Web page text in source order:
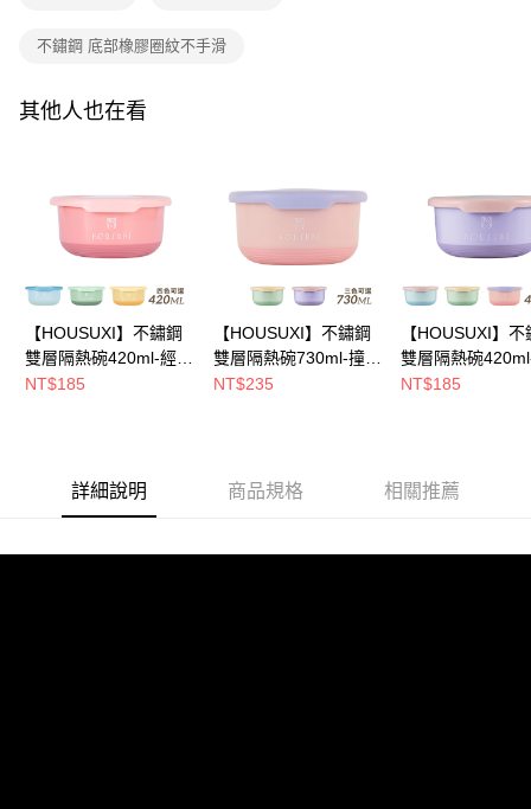
５．嚴禁一人註冊多個帳號或使用他人資訊註冊。若發現惡意使用之情形，
恩沛科技股份有限公司將有權停止該用戶之使用額度並採取法律行動。
不鏽鋼 底部橡膠圈紋不手滑
其他人也在看
【HOUSUXI】不鏽鋼
雙層隔熱碗420ml-經典
款(顏色可任選)【5周
NT$185
【HOUSUXI】不鏽鋼
雙層隔熱碗730ml-撞色
款(顏色可任選)【5周
NT$235
【HOUSUXI】不
雙層隔熱碗
款(顏色可任選)
NT$185
詳細說明 商品規格 相關推薦